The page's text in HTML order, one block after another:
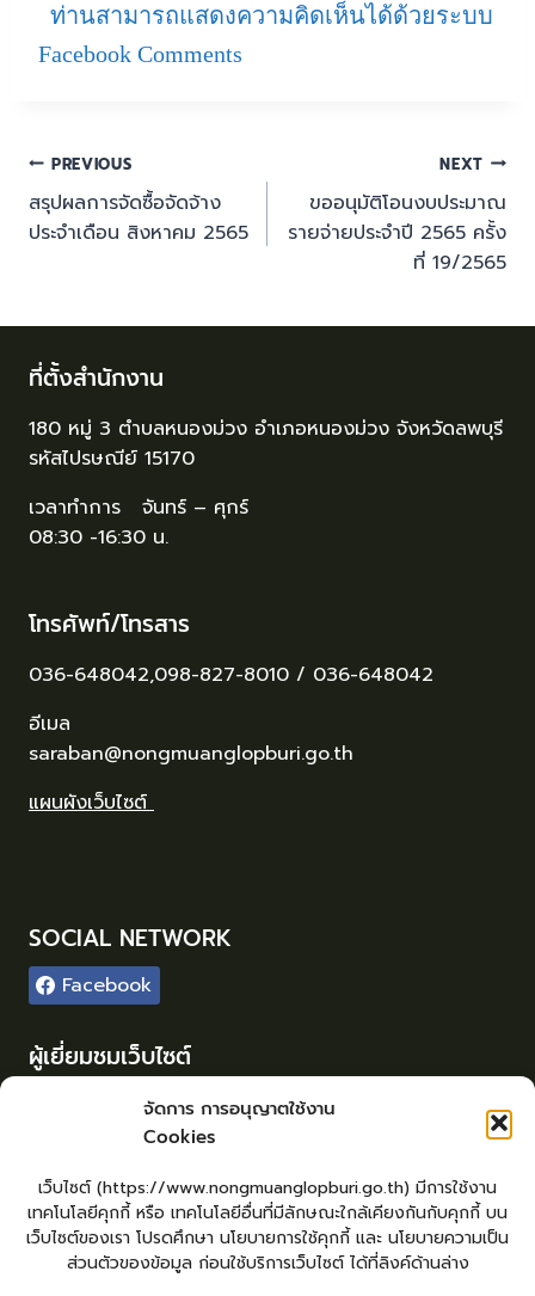
จัดการ การอนุญาตใช้งาน
Cookies
เว็บไซต์ (https://www.nongmuanglopburi.go.th) มีการใช้งาน
เทคโนโลยีคุกกี้ หรือ เทคโนโลยีอื่นที่มีลักษณะใกล้เคียงกันกับคุกกี้ บน
เว็บไซต์ของเรา โปรดศึกษา นโยบายการใช้คุกกี้ และ นโยบายความเป็น
ส่วนตัวของข้อมูล ก่อนใช้บริการเว็บไซต์ ได้ที่ลิงค์ด้านล่าง
ท่านสามารถแสดงความคิดเห็นได้ด้วยระบบ
Facebook Comments
PREVIOUS
สรุปผลการจัดซื้อจัดจ้าง
ประจำเดือน สิงหาคม 2565
NEXT
ขออนุมัติโอนงบประมาณ
รายจ่ายประจำปี 2565 ครั้ง
ที่ 19/2565
ที่ตั้งสำนักงาน
180 หมู่ 3 ตำบลหนองม่วง อำเภอหนองม่วง จังหวัดลพบุรี
รหัสไปรษณีย์ 15170
เวลาทำการ จันทร์ – ศุกร์
08:30 -16:30 น.
โทรศัพท์/โทรสาร
036-648042,098-827-8010 / 036-648042
อีเมล
saraban@nongmuanglopburi.go.th
แผนผังเว็บไซต์
SOCIAL NETWORK
Facebook
ผู้เยี่ยมชมเว็บไซต์
34
เข้าสู่ระบบ
จัดทำเว็บไซต์
lopburiwebdesign.com